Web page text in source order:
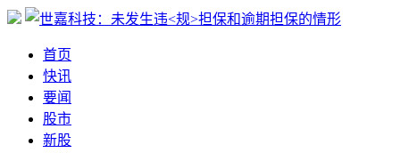
首页
快讯
要闻
股市
新股